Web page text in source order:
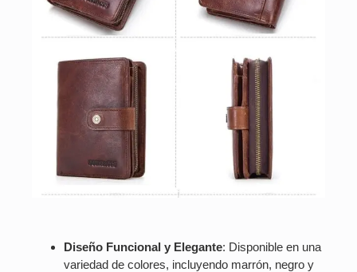
Diseño Funcional y Elegante: Disponible en una
variedad de colores, incluyendo marrón, negro y